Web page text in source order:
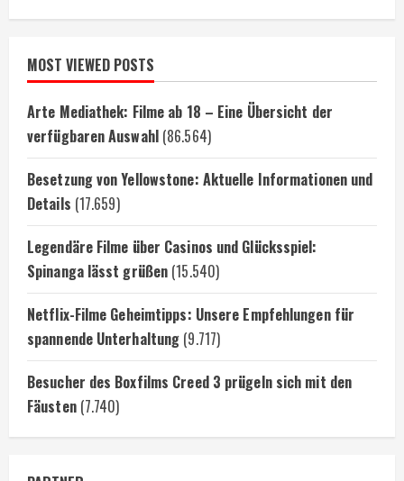
MOST VIEWED POSTS
Arte Mediathek: Filme ab 18 – Eine Übersicht der
verfügbaren Auswahl (86.564)
Besetzung von Yellowstone: Aktuelle Informationen und
Details (17.659)
Legendäre Filme über Casinos und Glücksspiel:
Spinanga lässt grüßen (15.540)
Netflix-Filme Geheimtipps: Unsere Empfehlungen für
spannende Unterhaltung (9.717)
Besucher des Boxfilms Creed 3 prügeln sich mit den
Fäusten (7.740)